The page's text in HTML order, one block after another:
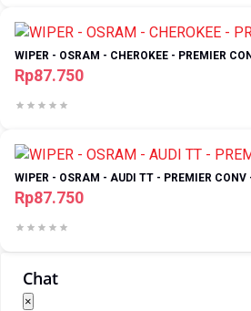
WIPER - OSRAM - CHEROKEE - PREMIER
Rp87.750
WIPER - OSRAM - AUDI TT - PREMIER
Rp87.750
Chat
×